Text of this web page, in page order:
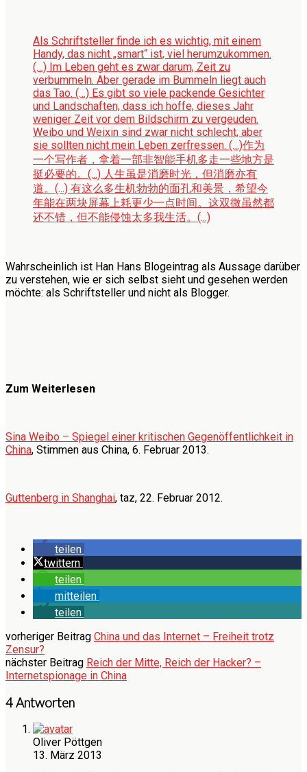
Als Schriftsteller finde ich es wichtig, mit einem
Handy, das nicht „smart“ ist, viel herumzukommen.
(…) Im Leben geht es zwar darum, Zeit zu
verbummeln. Aber gerade im Bummeln liegt auch
das Tao. (…) Es gibt so viele packende Gesichter
und Landschaften, dass ich hoffe, dieses Jahr
weniger Zeit vor dem Bildschirm zu vergeuden.
Weibo und Weixin sind zwar nicht schlecht, aber
sie sollten nicht mein Leben zerfressen. (…)作为
一个写作者，拿着一部非智能手机多走一些地方是
挺必要的。(...) 人生虽是消磨时光，但消磨亦有
道。(...) 有这么多生机勃勃的面孔和美景，希望今
年能在两块屏幕上耗更少一点时间。这双微虽然都
还不错，但不能侵蚀太多我生活。(...)
Wahrscheinlich ist Han Hans Blogeintrag als Aussage darüber
zu verstehen, wie er sich selbst sieht und gesehen werden
möchte: als Schriftsteller und nicht als Blogger.
Zum Weiterlesen
Sina Weibo – Spiegel einer kritischen Gegenöffentlichkeit in
China, Stimmen aus China, 6. Februar 2013.
Guttenberg in Shanghai, taz, 22. Februar 2012.
teilen
twittern
teilen
mitteilen
teilen
vorheriger Beitrag China und das Internet – Freiheit trotz
Zensur?
nächster Beitrag Reich der Mitte, Reich der Hacker? –
Internetspionage in China
4 Antworten
Oliver Pöttgen
13. März 2013